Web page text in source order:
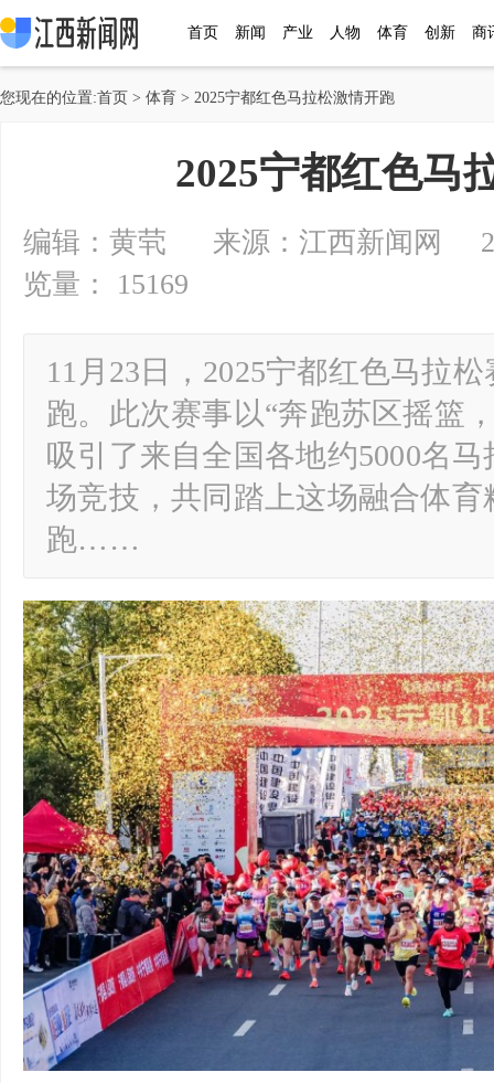
首页 新闻 产业 人物 体育 创新 商
您现在的位置:首页 > 体育 > 2025宁都红色马拉松激情开跑
2025宁都红色马
编辑：黄茕 来源：江西新闻网
览量： 15169
11月23日，2025宁都红色马拉
跑。此次赛事以“奔跑苏区摇篮
吸引了来自全国各地约5000名
场竞技，共同踏上这场融合体
跑……